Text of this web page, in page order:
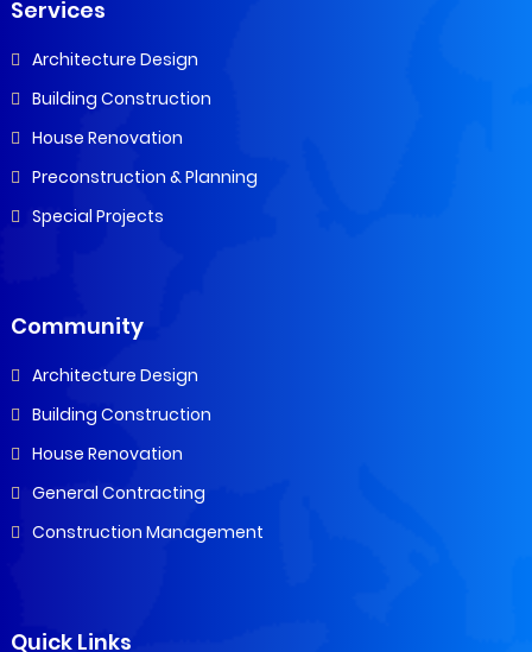
Services
Architecture Design
Building Construction
House Renovation
Preconstruction & Planning
Special Projects
Community
Architecture Design
Building Construction
House Renovation
General Contracting
Construction Management
Quick Links